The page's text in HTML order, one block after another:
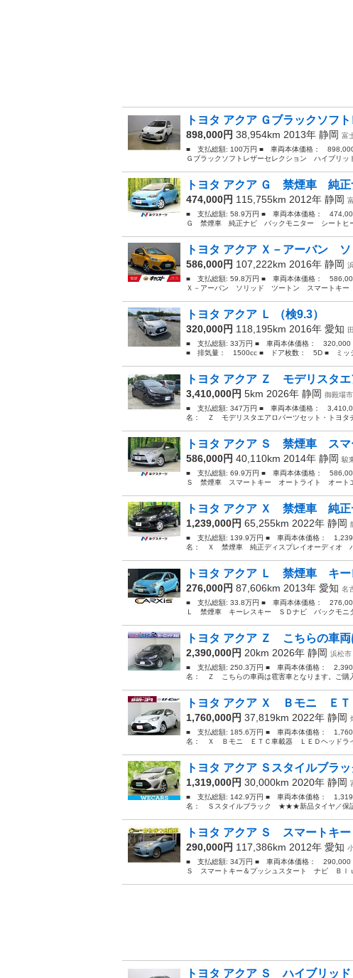
トヨタ アクア Ｇブラックソフ
898,000円 38,954km 2013年 静岡 富
■ 支払総額: 100万円 ■ 車両本体価格：
Ｇブラックソフトレザーセレクション ハイブリ
トヨタ アクア Ｇ 禁煙車 純
474,000円 115,755km 2012年 静岡
■ 支払総額: 58.9万円 ■ 車両本体価格：
Ｇ 禁煙車 純正ナビ バックモニター シートヒ
トヨタ アクア Ｘ－アーバン
586,000円 107,222km 2016年 静岡
■ 支払総額: 59.8万円 ■ 車両本体価格：
Ｘ－アーバン ソリッド ツートン スマートキ
トヨタ アクア Ｌ （検9.3）
320,000円 118,195km 2016年 愛知
■ 支払総額: 33万円 ■ 車両本体価格：
■ 排気量： 1500cc ■ ドア枚数： 5D ■ ミッシ
トヨタ アクア Ｚ モデリスタ
3,410,000円 5km 2026年 静岡 御殿場市
■ 支払総額: 347万円 ■ 車両本体価格：
名： Ｚ モデリスタエアロパーツセット・トヨタ
トヨタ アクア Ｓ 禁煙車 ス
586,000円 40,110km 2014年 静岡 駿
■ 支払総額: 69.9万円 ■ 車両本体価格：
Ｓ 禁煙車 スマートキー オートライト オート
トヨタ アクア Ｘ 禁煙車 純
1,239,000円 65,255km 2022年 静岡
■ 支払総額: 139.9万円 ■ 車両本体価格：
名： Ｘ 禁煙車 純正ディスプレイオーディオ パ
トヨタ アクア Ｌ 禁煙車 キ
276,000円 87,606km 2013年 愛知 名
■ 支払総額: 33.8万円 ■ 車両本体価格：
Ｌ 禁煙車 キーレスキー ＳＤナビ バックモニ
トヨタ アクア Ｚ こちらの車
2,390,000円 20km 2026年 静岡 浜松市
■ 支払総額: 250.3万円 ■ 車両本体価格：
名： Ｚ こちらの車両は雹害車となります。ご購
トヨタ アクア Ｘ Ｂモニ Ｅ
1,760,000円 37,819km 2022年 静岡
■ 支払総額: 185.6万円 ■ 車両本体価格：
名： Ｘ Ｂモニ ＥＴＣ車載器 ＬＥＤヘッドラ
トヨタ アクア Ｓスタイルブ
1,319,000円 30,000km 2020年 静岡
■ 支払総額: 142.9万円 ■ 車両本体価格：
名： Ｓスタイルブラック ★★★新品タイヤ／保証
トヨタ アクア Ｓ スマートキ
290,000円 117,386km 2012年 愛知
■ 支払総額: 34万円 ■ 車両本体価格：
Ｓ スマートキー＆プッシュスタート ナビ Ｂ
トヨタ アクア Ｓ ハイブリ